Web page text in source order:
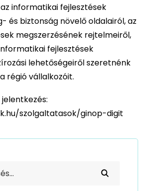
informatikai fejlesztések
és biztonság növelő oldalairól, az
megszerzésének rejtelmeiről,
fejlesztések
lehetőségeiről szeretnénk
régió vállalkozóit.
szolgaltatasok/ginop-digit